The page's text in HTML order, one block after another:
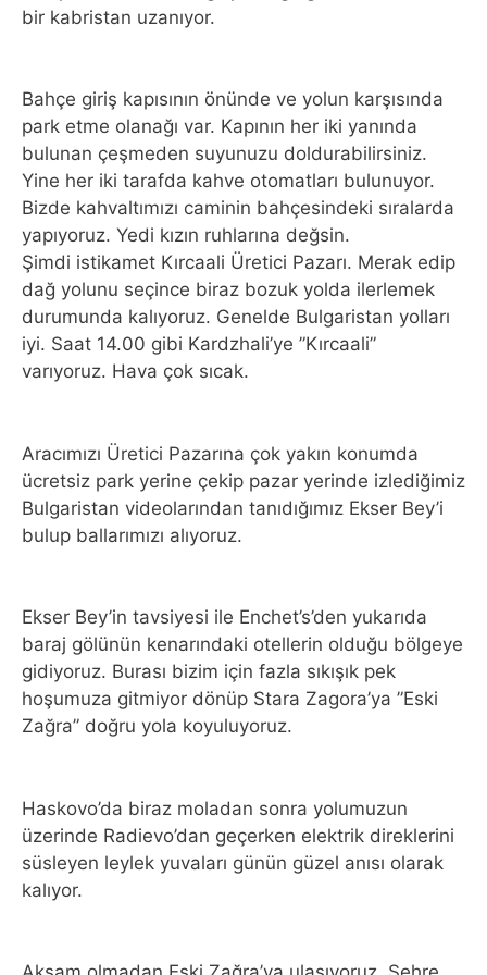
bir kabristan uzanıyor.
Bahçe giriş kapısının önünde ve yolun karşısında
park etme olanağı var. Kapının her iki yanında
bulunan çeşmeden suyunuzu doldurabilirsiniz.
Yine her iki tarafda kahve otomatları bulunuyor.
Bizde kahvaltımızı caminin bahçesindeki sıralarda
yapıyoruz. Yedi kızın ruhlarına değsin.
Şimdi istikamet Kırcaali Üretici Pazarı. Merak edip
dağ yolunu seçince biraz bozuk yolda ilerlemek
durumunda kalıyoruz. Genelde Bulgaristan yolları
iyi. Saat 14.00 gibi Kardzhali’ye ”Kırcaali”
varıyoruz. Hava çok sıcak.
Aracımızı Üretici Pazarına çok yakın konumda
ücretsiz park yerine çekip pazar yerinde izlediğimiz
Bulgaristan videolarından tanıdığımız Ekser Bey’i
bulup ballarımızı alıyoruz.
Ekser Bey’in tavsiyesi ile Enchet’s’den yukarıda
baraj gölünün kenarındaki otellerin olduğu bölgeye
gidiyoruz. Burası bizim için fazla sıkışık pek
hoşumuza gitmiyor dönüp Stara Zagora’ya ”Eski
Zağra” doğru yola koyuluyoruz.
Haskovo’da biraz moladan sonra yolumuzun
üzerinde Radievo’dan geçerken elektrik direklerini
süsleyen leylek yuvaları günün güzel anısı olarak
kalıyor.